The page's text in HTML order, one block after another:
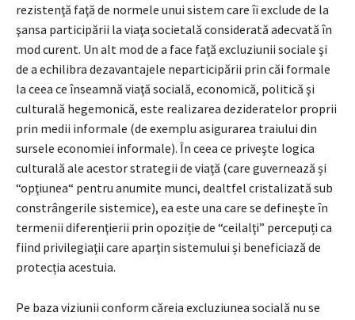
rezistenţă faţă de normele unui sistem care îi exclude de la
şansa participării la viaţa societală considerată adecvată în
mod curent. Un alt mod de a face faţă excluziunii sociale şi
de a echilibra dezavantajele neparticipării prin căi formale
la ceea ce înseamnă viaţă socială, economică, politică şi
culturală hegemonică, este realizarea dezideratelor proprii
prin medii informale (de exemplu asigurarea traiului din
sursele economiei informale). În ceea ce priveşte logica
culturală ale acestor strategii de viaţă (care guvernează și
“opţiunea“ pentru anumite munci, dealtfel cristalizată sub
constrângerile sistemice), ea este una care se defineşte în
termenii diferenţierii prin opoziție de “ceilalţi” percepuți ca
fiind privilegiaţii care aparţin sistemului și beneficiază de
protecția acestuia.
Pe baza viziunii conform căreia excluziunea socială nu se